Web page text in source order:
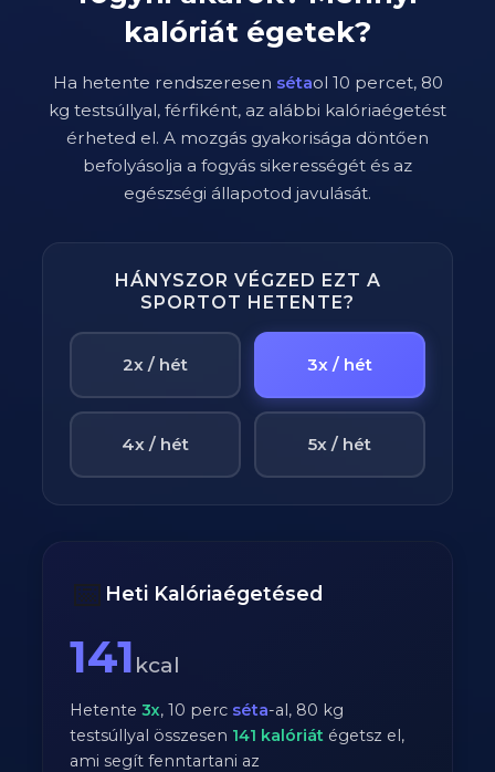
kalóriát égetek?
Ha hetente rendszeresen sétaol 10 percet, 80
kg testsúllyal, férfiként, az alábbi kalóriaégetést
érheted el. A mozgás gyakorisága döntően
befolyásolja a fogyás sikerességét és az
egészségi állapotod javulását.
HÁNYSZOR VÉGZED EZT A
SPORTOT HETENTE?
2x / hét 3x / hét
4x / hét 5x / hét
📅 Heti Kalóriaégetésed
141 kcal
Hetente3x,10 perc séta-al, 80 kg
testsúllyal összesen 141 kalóriát égetsz el,
ami segít fenntartani az